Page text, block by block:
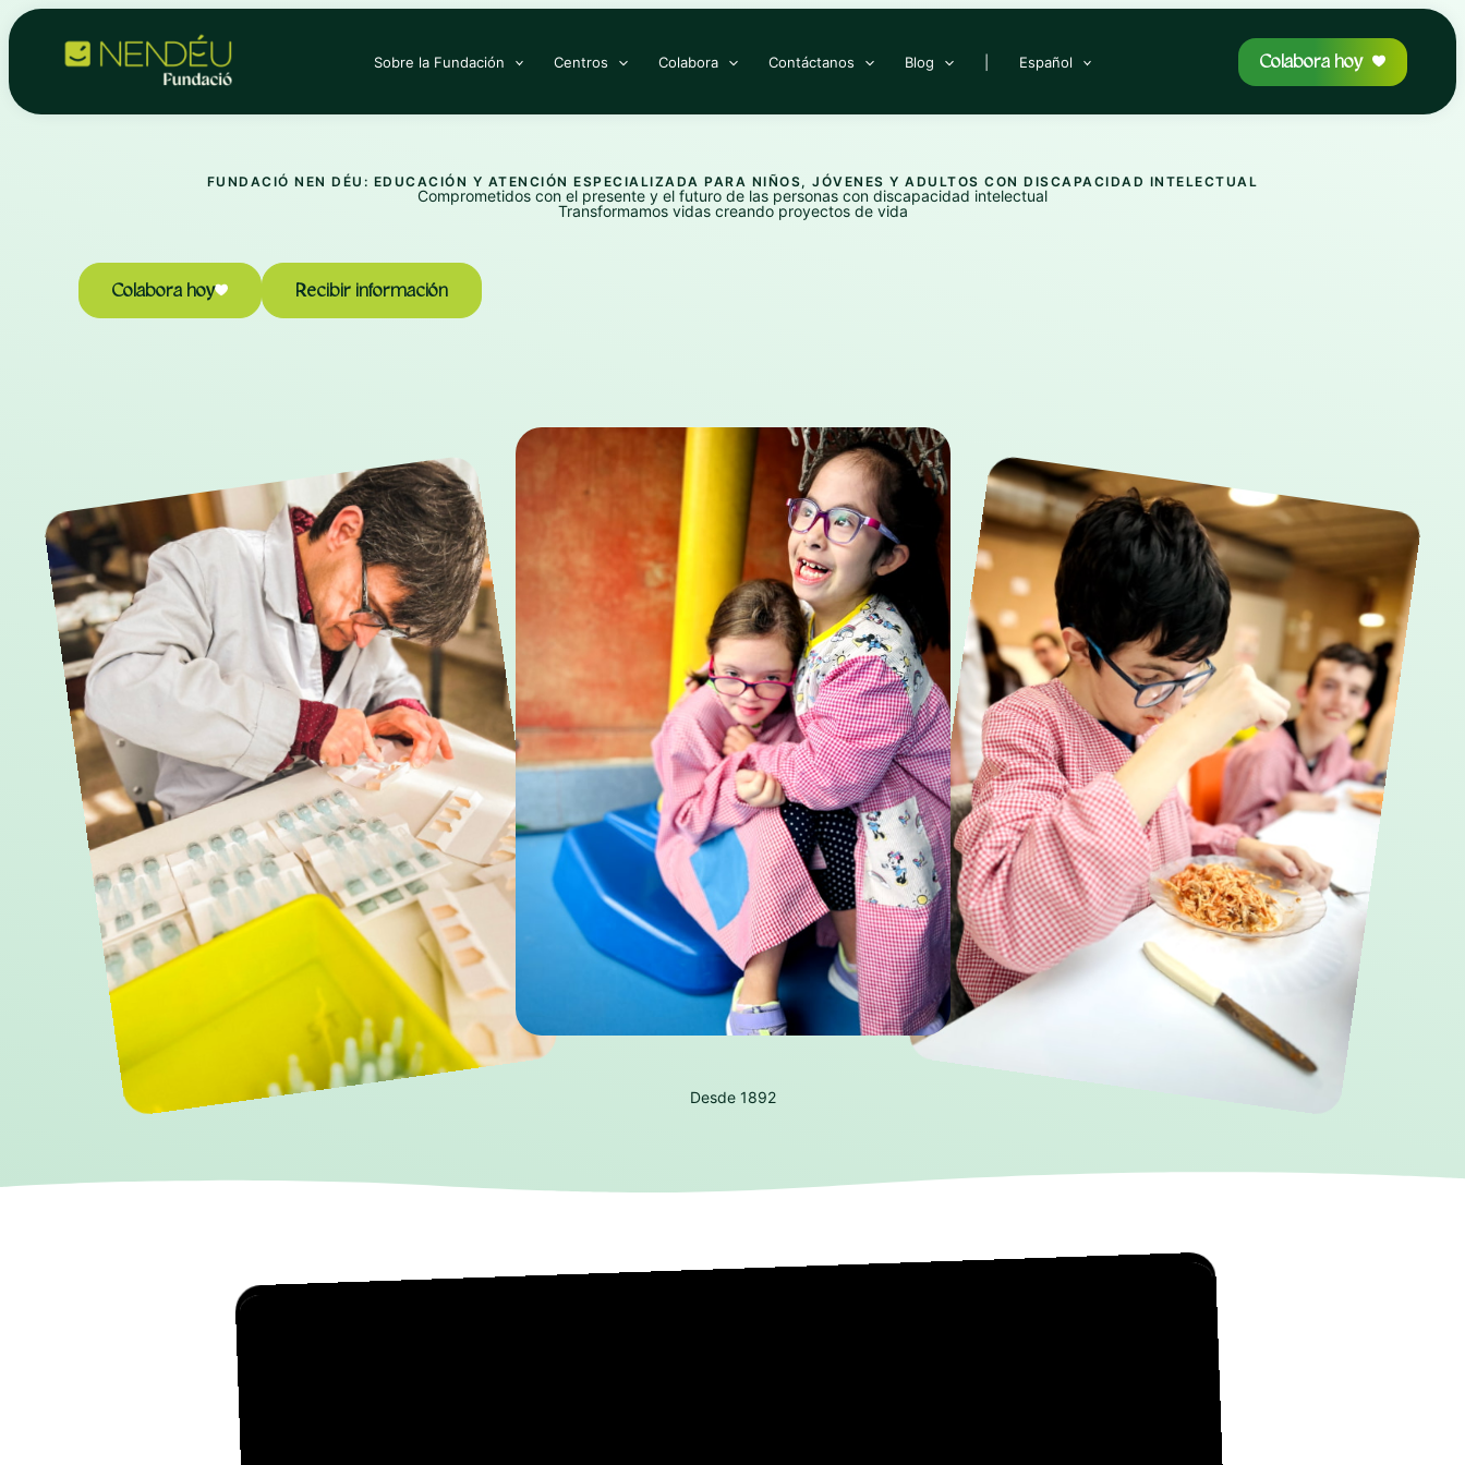
al
contenido
Sobre la Fundación Centros Colabora Contáctanos Blog Español Colabora hoy
FUNDACIÓ NEN DÉU: EDUCACIÓN Y ATENCIÓN ESPECIALIZADA PARA NIÑOS, JÓVENES Y ADULTOS CON DISCAPACIDAD INTELECTUAL
Comprometidos con el presente y el futuro de las personas con discapacidad intelectual
Transformamos vidas creando proyectos de vida
Colabora hoy Recibir información
Desde 1892
LinkedIn
YouTube
Facebook
X Instagram
WhatsApp